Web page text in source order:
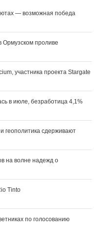
— возможная победа
Ормузском проливе
участника проекта Stargate
в июле, безработица 4,1%
геополитика сдерживают
на волне надежд о
Tinto
по голосованию